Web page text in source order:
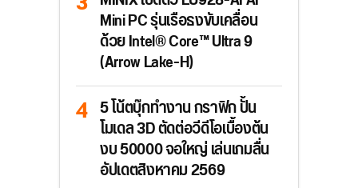
Mini PC รุ่นเรือธงขับเคลื่อน
ด้วย Intel® Core™ Ultra 9
(Arrow Lake-H)
5 โน้ตบุ๊กทำงาน กราฟิก ปั้น
โมเดล 3D ตัดต่อวีดีโอเบื้องต้น
งบ 50000 จอใหญ่ เล่นเกมลื่น
อัปเดตสิงหาคม 2569